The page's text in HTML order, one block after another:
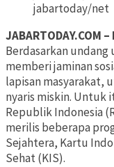
jabartoday/net
JABARTODAY.COM –
Berdasarkan
memberi jaminan
lapisan masyarakat,
nyaris miskin. Untuk
Republik Indonesia
merilis beberapa
Sejahtera, Kartu
Sehat (KIS).